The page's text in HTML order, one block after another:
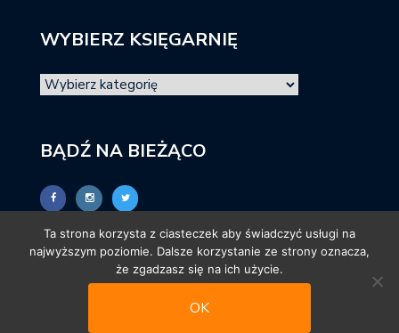
WYBIERZ KSIĘGARNIĘ
BĄDŹ NA BIEŻĄCO
© promocjeksiazkowe.pl
Ta strona korzysta z ciasteczek aby świadczyć usługi na
najwyższym poziomie. Dalsze korzystanie ze strony oznacza,
że zgadzasz się na ich użycie.
OK